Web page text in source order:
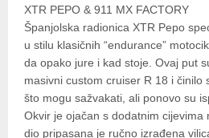
XTR PEPO & 911 MX FACTORY
Španjolska radionica XTR Pepo
u stilu klasičnih “endurance”
da opako jure i kad stoje. Ovaj put
masivni custom cruiser R 18 i činilo
što mogu sažvakati, ali ponovo su
Okvir je ojačan s dodatnim cijevima
dio pripasana je ručno izrađena